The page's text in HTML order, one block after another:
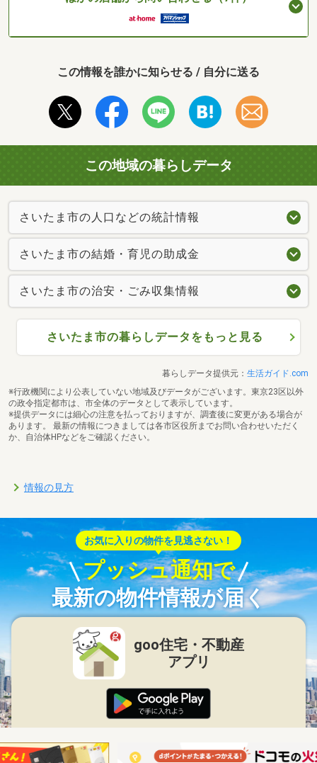
この情報を誰かに知らせる / 自分に送る
この地域の暮らしデータ
さいたま市の人口などの統計情報
さいたま市の結婚・育児の助成金
さいたま市の治安・ごみ収集情報
さいたま市の暮らしデータをもっと見る
暮らしデータ提供元： 生活ガイド.com
※行政機関により公表していない地域及びデータがございます。東京23区以外
の政令指定都市は、市全体のデータとして表示しています。
※提供データには細心の注意を払っておりますが、調査後に変更がある場合が
あります。 最新の情報につきましては各市区役所までお問い合わせいただく
か、自治体HPなどをご確認ください。
情報の見方
お気に入りの物件を見逃さない！
プッシュ通知で
最新の物件情報が届く
goo住宅・不動産
アプリ